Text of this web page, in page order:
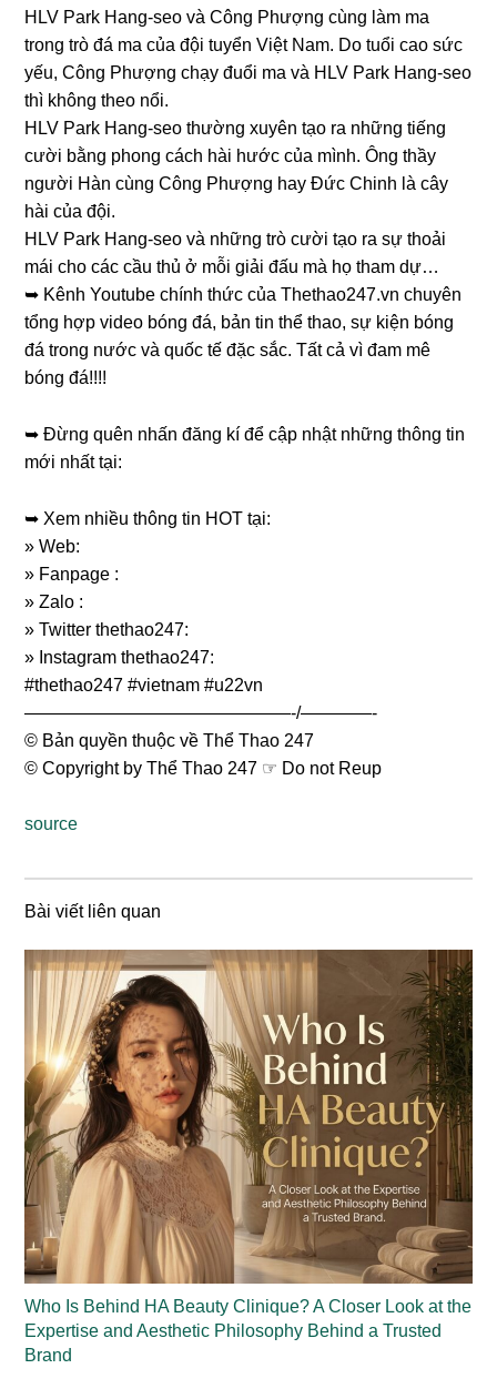
HLV Park Hang-seo và Công Phượng cùng làm ma
trong trò đá ma của đội tuyển Việt Nam. Do tuổi cao sức
yếu, Công Phượng chạy đuổi ma và HLV Park Hang-seo
thì không theo nổi.
HLV Park Hang-seo thường xuyên tạo ra những tiếng
cười bằng phong cách hài hước của mình. Ông thầy
người Hàn cùng Công Phượng hay Đức Chinh là cây
hài của đội.
HLV Park Hang-seo và những trò cười tạo ra sự thoải
mái cho các cầu thủ ở mỗi giải đấu mà họ tham dự…
➥ Kênh Youtube chính thức của Thethao247.vn chuyên
tổng hợp video bóng đá, bản tin thể thao, sự kiện bóng
đá trong nước và quốc tế đặc sắc. Tất cả vì đam mê
bóng đá!!!!
➥ Đừng quên nhấn đăng kí để cập nhật những thông tin
mới nhất tại:
➥ Xem nhiều thông tin HOT tại:
» Web:
» Fanpage :
» Zalo :
» Twitter thethao247:
» Instagram thethao247:
#thethao247 #vietnam #u22vn
———————————————-/————-
© Bản quyền thuộc về Thể Thao 247
© Copyright by Thể Thao 247 ☞ Do not Reup
source
Bài viết liên quan
Who Is Behind HA Beauty Clinique? A Closer Look at the
Expertise and Aesthetic Philosophy Behind a Trusted
Brand